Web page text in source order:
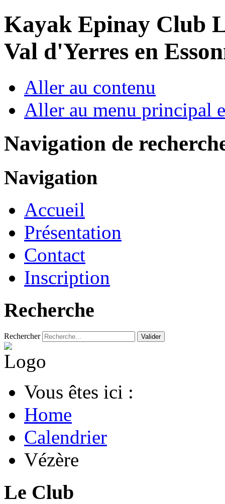
Kayak Epinay Club
Val d'Yerres en
Aller au contenu
Aller au menu principal
Navigation de
Navigation
Accueil
Présentation
Contact
Inscription
Recherche
Rechercher Valider
Vous êtes ici :
Home
Calendrier
Vézère
Le Club